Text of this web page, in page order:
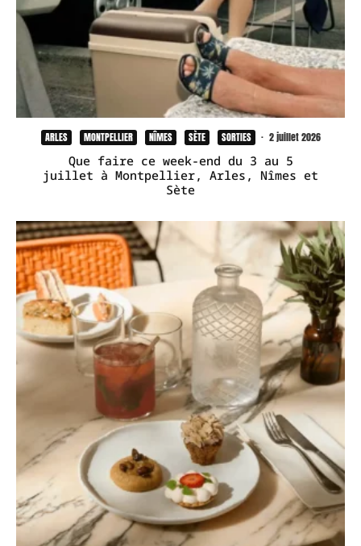
ARLES MONTPELLIER NÎMES SÈTE SORTIES · 2 juillet 2026
Que faire ce week-end du 3 au 5
juillet à Montpellier, Arles, Nîmes et
Sète